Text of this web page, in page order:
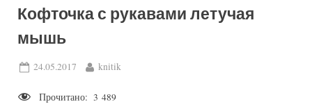
о
вязаные
модели
Кофточка с рукавами летучая
мышь
Posted
24.05.2017 By
knitik
Прочитано: 3 489